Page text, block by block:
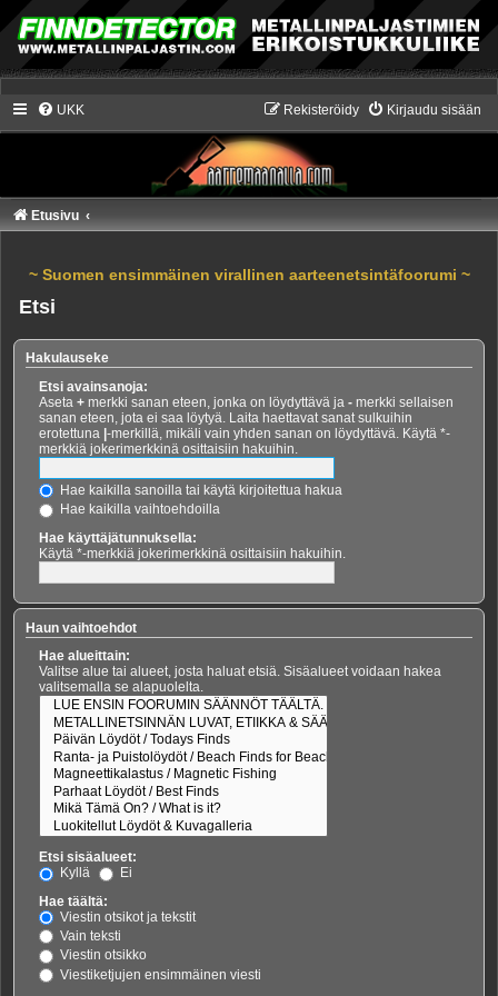
UKK Kirjaudu sisään
Rekisteröidy
Etusivu
~ Suomen ensimmäinen virallinen aarteenetsintäfoorumi ~
Etsi
Hakulauseke
Etsi avainsanoja:
Aseta + merkki sanan eteen, jonka on löydyttävä ja - merkki sellaisen
sanan eteen, jota ei saa löytyä. Laita haettavat sanat sulkuihin
erotettuna -merkillä, mikäli vain yhden sanan on löydyttävä. Käytä *-
merkkiä jokerimerkkinä osittaisiin hakuihin.
Hae kaikilla sanoilla tai käytä kirjoitettua hakua
Hae kaikilla vaihtoehdoilla
Hae käyttäjätunnuksella:
Käytä *-merkkiä jokerimerkkinä osittaisiin hakuihin.
Haun vaihtoehdot
Hae alueittain:
Valitse alue tai alueet, josta haluat etsiä. Sisäalueet voidaan hakea
valitsemalla se alapuolelta.
Etsi sisäalueet:
Kyllä
Ei
Hae täältä:
Viestin otsikot ja tekstit
Vain teksti
Viestin otsikko
Viestiketjujen ensimmäinen viesti